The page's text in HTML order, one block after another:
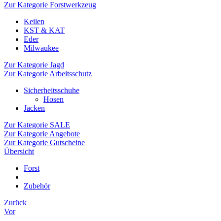
Zur Kategorie Forstwerkzeug
Keilen
KST & KAT
Eder
Milwaukee
Zur Kategorie Jagd
Zur Kategorie Arbeitsschutz
Sicherheitsschuhe
Hosen
Jacken
Zur Kategorie SALE
Zur Kategorie Angebote
Zur Kategorie Gutscheine
Übersicht
Forst
Zubehör
Zurück
Vor